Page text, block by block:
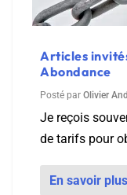
Articles
Abondance
Posté par Olivier
Je reçois
de tarifs pour
En savoir plus